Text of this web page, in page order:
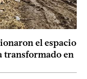
el espacio
transformado en